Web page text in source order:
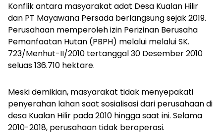
Konflik antara masyarakat adat Desa Kualan Hilir
dan PT Mayawana Persada berlangsung sejak 2019.
Perusahaan memperoleh izin Perizinan Berusaha
Pemanfaatan Hutan (PBPH) melalui melalui SK.
723/Menhut-II/2010 tertanggal 30 Desember 2010
seluas 136.710 hektare.
Meski demikian, masyarakat tidak menyepakati
penyerahan lahan saat sosialisasi dari perusahaan di
desa Kualan Hilir pada 2010 hingga saat ini. Selama
2010-2018, perusahaan tidak beroperasi.